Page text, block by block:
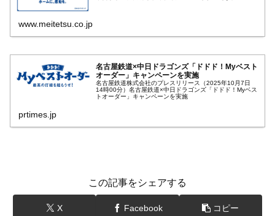
www.meitetsu.co.jp
名古屋鉄道×中日ドラゴンズ「ドドド！Myベスト
オーダー」キャンペーンを実施
名古屋鉄道株式会社のプレスリリース（2025年10月7日
14時00分）名古屋鉄道×中日ドラゴンズ「ドドド！Myベス
トオーダー」キャンペーンを実施
prtimes.jp
この記事をシェアする
X Facebook コピー